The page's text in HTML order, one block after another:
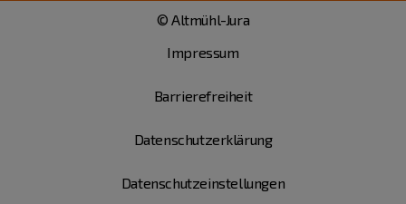
© Altmühl-Jura
Impressum
Barrierefreiheit
Datenschutzerklärung
Datenschutzeinstellungen